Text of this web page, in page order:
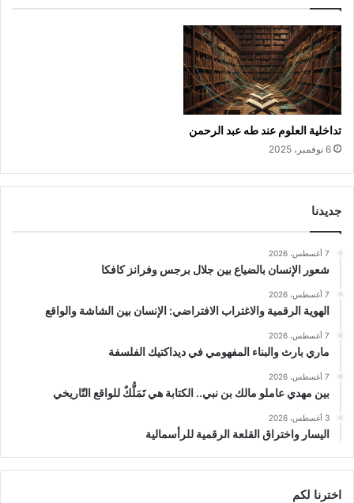
تداخلية العلوم عند طه عبد الرحمن
6 نوفمبر، 2025
جديدنا
7 أغسطس، 2026
شعور الإنسان بالضياع بين جلال برجس وفرانز كافكا
7 أغسطس، 2026
الهوية الرقمية والاغتراب الافتراضي: الإنسان بين الشاشة والواقع
7 أغسطس، 2026
ماري بارث والبناء المفهومي في ديداكتيك الفلسفة
7 أغسطس، 2026
بين مهدي عاملو مالك بن نبي.. الكتابة هي تَمَلُّكٌ للواقع التّاريخي
3 أغسطس، 2026
اليسار واختراق القلعة الرقمية للرأسمالية
اخترنا لكم